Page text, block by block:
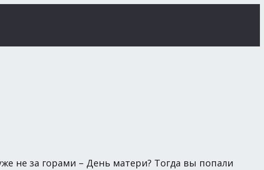
не за горами – День матери? Тогда вы попали